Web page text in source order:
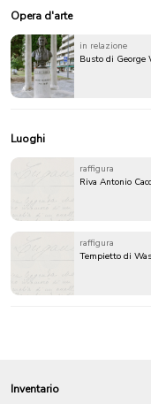
Opera d'arte
in relazione
Busto di George
Luoghi
raffigura
Riva Antonio
raffigura
Tempietto di
Inventario